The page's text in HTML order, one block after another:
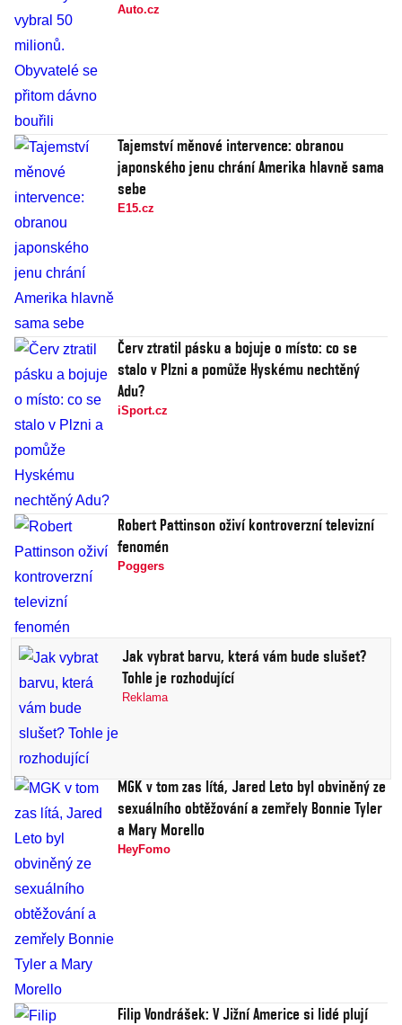
Auto.cz
Tajemství měnové intervence: obranou
japonského jenu chrání Amerika hlavně sama
sebe
E15.cz
Červ ztratil pásku a bojuje o místo: co se
stalo v Plzni a pomůže Hyskému nechtěný
Adu?
iSport.cz
Robert Pattinson oživí kontroverzní televizní
fenomén
Poggers
Jak vybrat barvu, která vám bude slušet?
Tohle je rozhodující
Reklama
MGK v tom zas lítá, Jared Leto byl obviněný ze
sexuálního obtěžování a zemřely Bonnie Tyler
a Mary Morello
HeyFomo
Filip Vondrášek: V Jižní Americe si lidé plují